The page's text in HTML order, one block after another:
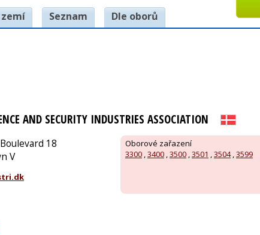
zemí Seznam Dle oborů
AND SECURITY INDUSTRIES ASSOCIATION
Oborové zařazení
3300 ,3400 ,3500 ,3501 ,3504,3599
18
V